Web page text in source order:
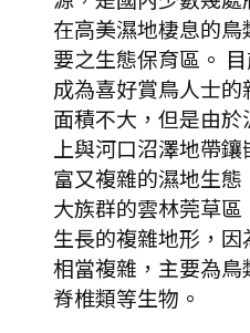
在高美濕地棲息的
要之生態保育區。
成為喜好賞鳥人士
面積不大，但是由
上與河口沼澤地帶
富又複雜的濕地生
大族群的雲林莞草
生長的複雜地形，
相當複雜，主要為
脊椎類等生物。